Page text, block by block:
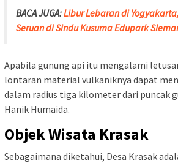
BACA JUGA:Libur Lebaran di
Seruan di Sindu Kusuma Edupark
Apabila gunung api itu mengalami
lontaran material vulkaniknya dapat
dalam radius tiga kilometer dari puncak
Hanik Humaida.
Objek Wisata Krasak
Sebagaimana diketahui, Desa Krasak